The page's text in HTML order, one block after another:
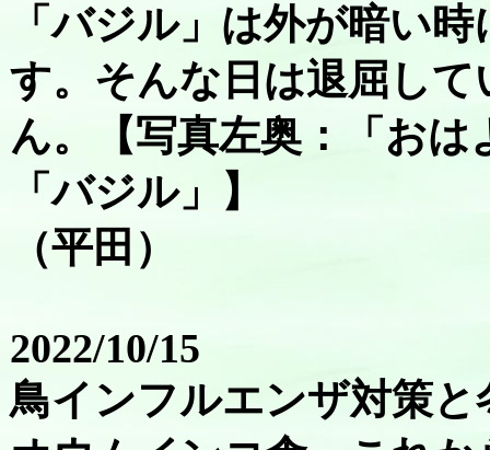
「バジル」は外が暗い
す。そんな日は退屈し
ん。【写真左奥：「お
「バジル」】
（平田）
2022/10/15
鳥インフルエンザ対策